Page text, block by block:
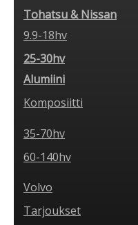
Tohatsu & Nissan
9.9-18hv
25-30hv
Alumiini
Komposiitti
35-70hv
60-140hv
Volvo
Tarjoukset